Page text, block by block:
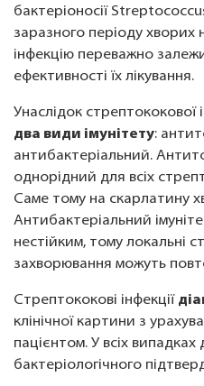
бактеріоносії
заразного періоду хворих
інфекцію переважно
ефективності їх лікування.
Унаслідок стрептококової
два види імунітету:
антибактеріальний.
однорідний для всіх
Саме тому на скарлатину
Антибактеріальний
нестійким, тому локальні
захворювання можуть
Стрептококові інфекції
клінічної картини з
пацієнтом. У всіх випадках
бактеріологічного